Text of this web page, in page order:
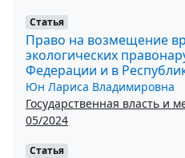
Статья
Право на возмещение
экологических
Федерации и в
Юн Лариса Владимировна
Государственная власть и
05/2024
Статья